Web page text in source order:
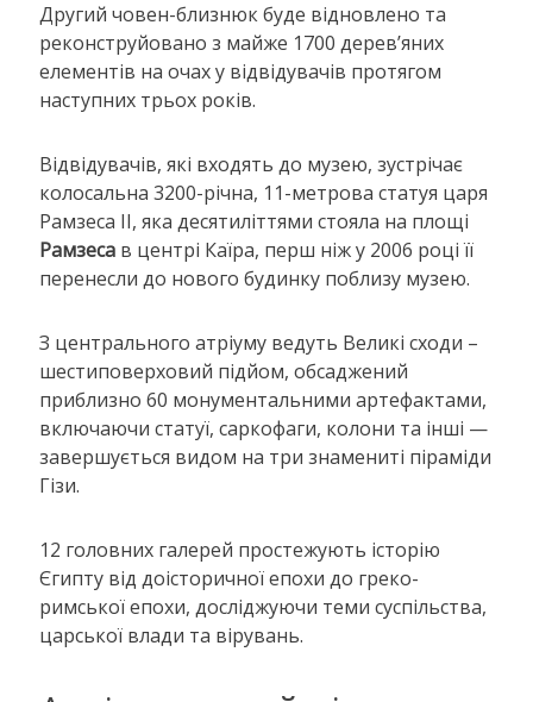
Другий човен-близнюк буде відновлено та
реконструйовано з майже 1700 дерев’яних
елементів на очах у відвідувачів протягом
наступних трьох років.
Відвідувачів, які входять до музею, зустрічає
колосальна 3200-річна, 11-метрова статуя царя
Рамзеса II, яка десятиліттями стояла на площі
Рамзеса в центрі Каїра, перш ніж у 2006 році її
перенесли до нового будинку поблизу музею.
З центрального атріуму ведуть Великі сходи –
шестиповерховий підйом, обсаджений
приблизно 60 монументальними артефактами,
включаючи статуї, саркофаги, колони та інші —
завершується видом на три знамениті піраміди
Гізи.
12 головних галерей простежують історію
Єгипту від доісторичної епохи до греко-
римської епохи, досліджуючи теми суспільства,
царської влади та вірувань.